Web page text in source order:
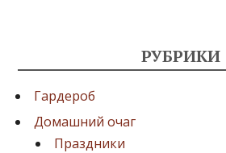
РУБРИКИ
Гардероб
Домашний очаг
Праздники